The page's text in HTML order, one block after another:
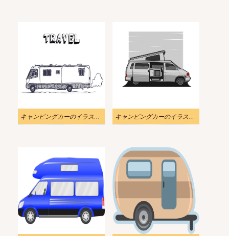
キャンピングカーのイラスト無料4 キャンピングカーのイラスト無料5